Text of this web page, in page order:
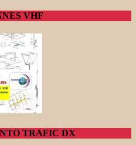
VHF
TRAFIC DX